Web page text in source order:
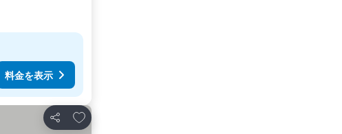
料金を表示
シェア
お気に入りに追加